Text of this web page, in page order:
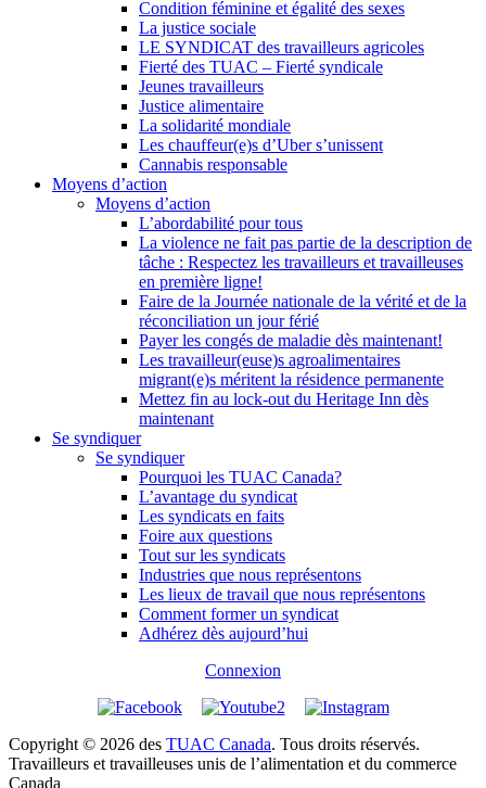
Condition féminine et égalité des sexes
La justice sociale
LE SYNDICAT des travailleurs agricoles
Fierté des TUAC – Fierté syndicale
Jeunes travailleurs
Justice alimentaire
La solidarité mondiale
Les chauffeur(e)s d’Uber s’unissent
Cannabis responsable
Moyens d’action
Moyens d’action
L’abordabilité pour tous
La violence ne fait pas partie de la description de
tâche : Respectez les travailleurs et travailleuses
en première ligne!
Faire de la Journée nationale de la vérité et de la
réconciliation un jour férié
Payer les congés de maladie dès maintenant!
Les travailleur(euse)s agroalimentaires
migrant(e)s méritent la résidence permanente
Mettez fin au lock-out du Heritage Inn dès
maintenant
Se syndiquer
Se syndiquer
Pourquoi les TUAC Canada?
L’avantage du syndicat
Les syndicats en faits
Foire aux questions
Tout sur les syndicats
Industries que nous représentons
Les lieux de travail que nous représentons
Comment former un syndicat
Adhérez dès aujourd’hui
Connexion
Copyright © 2026 des TUAC Canada. Tous droits réservés.
Travailleurs et travailleuses unis de l’alimentation et du commerce
Canada